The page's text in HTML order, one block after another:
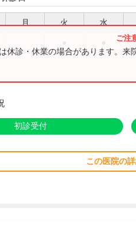
月 火 水
休診・休業の場合があります。来
初診受付
この医院の